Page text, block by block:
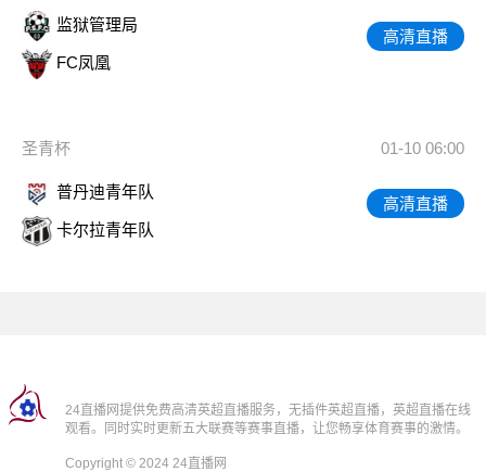
监狱管理局
FC凤凰
高清直播
圣青杯 01-10 06:00
普丹迪青年队
卡尔拉青年队
高清直播
24直播网提供免费高清英超直播服务，无插件英超直播，英超直播在线
观看。同时实时更新五大联赛等赛事直播，让您畅享体育赛事的激情。
Copyright © 2024 24直播网